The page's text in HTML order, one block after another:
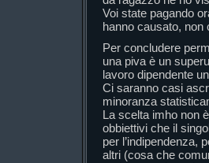
Voi state pagando
hanno causato, non
Per concludere
una piva è un
lavoro dipendente
Ci saranno casi
minoranza
La scelta imho non
obbiettivi che il
per l’indipendenza,
altri (cosa che